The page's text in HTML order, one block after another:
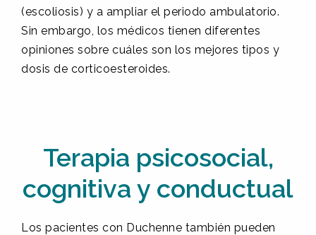
(escoliosis) y a ampliar el periodo ambulatorio.
Sin embargo, los médicos tienen diferentes
opiniones sobre cuáles son los mejores tipos y
dosis de corticoesteroides.
Terapia psicosocial,
cognitiva y conductual
Los pacientes con Duchenne también pueden